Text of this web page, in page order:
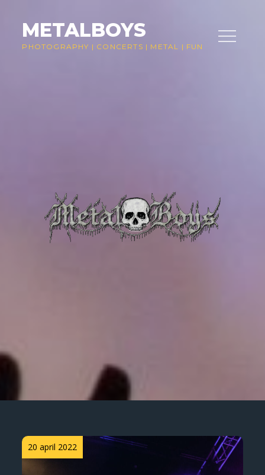
contentMETALBOYS
PHOTOGRAPHY | CONCERTS | METAL | FUN
Posted
on
20 april 2022